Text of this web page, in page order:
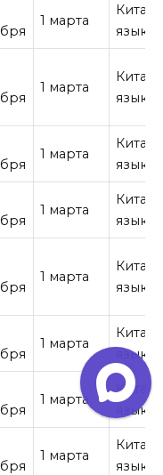
1 марта
язык
1 марта
язык
1 марта
язык
1 марта
язык
1 марта
язык
1 марта
язык
1 марта
язык
1 марта
язык